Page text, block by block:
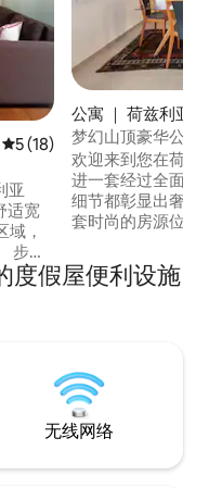
平均评分 5 分（满分 5 分）
5 (18)
亚
适宽
域，
步行
商业
有设
公寓 ｜ 荷兹利亚
梦幻山顶豪华公寓
欢迎来到您在荷兹
进一套经过全面翻
细节都彰显出奢华
套时尚的房源位于
旅行的理想去处。 尽享壮丽的开阔景致、
充足的自然光线以
度假屋便利设施
无线网络